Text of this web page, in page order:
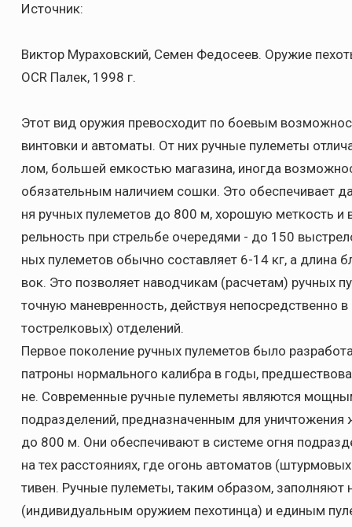
Источник:
Виктор Мураховский, Семен Федосеев. Оружие
OCR Палек, 1998 г.
Этот вид оружия превосходит по боевым
винтовки и автоматы. От них ручные пулеметы
лом, большей емкостью магазина, иногда
обязательным наличием сошки. Это обеспечивает
ня ручных пулеметов до 800 м, хорошую меткость
рельность при стрельбе очередями - до 150
ных пулеметов обычно составляет 6-14 кг, а длина
вок. Это позволяет наводчикам (расчетам) ручных
точную маневренность, действуя непосредственно
тострелковых) отделений.
Первое поколение ручных пулеметов было
патроны нормального калибра в годы,
не. Современные ручные пулеметы являются
подразделений, предназначенным для уничтожения
до 800 м. Они обеспечивают в системе огня
на тех расстояниях, где огонь автоматов
тивен. Ручные пулеметы, таким образом,
(индивидуальным оружием пехотинца) и единым